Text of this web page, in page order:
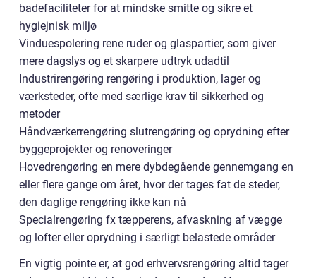
badefaciliteter for at mindske smitte og sikre et
hygiejnisk miljø
Vinduespolering rene ruder og glaspartier, som giver
mere dagslys og et skarpere udtryk udadtil
Industrirengøring rengøring i produktion, lager og
værksteder, ofte med særlige krav til sikkerhed og
metoder
Håndværkerrengøring slutrengøring og oprydning efter
byggeprojekter og renoveringer
Hovedrengøring en mere dybdegående gennemgang en
eller flere gange om året, hvor der tages fat de steder,
den daglige rengøring ikke kan nå
Specialrengøring fx tæpperens, afvaskning af vægge
og lofter eller oprydning i særligt belastede områder
En vigtig pointe er, at god erhvervsrengøring altid tager